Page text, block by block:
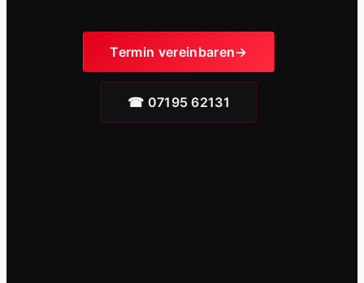
Termin vereinbaren
☎ 07195 62131